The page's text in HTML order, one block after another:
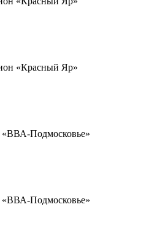
«Красный Яр»
Подмосковье»
Подмосковье»